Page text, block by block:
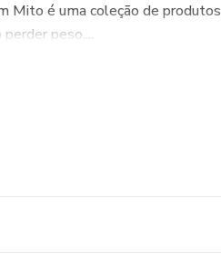
Mito é uma coleção de produtos
peso,...